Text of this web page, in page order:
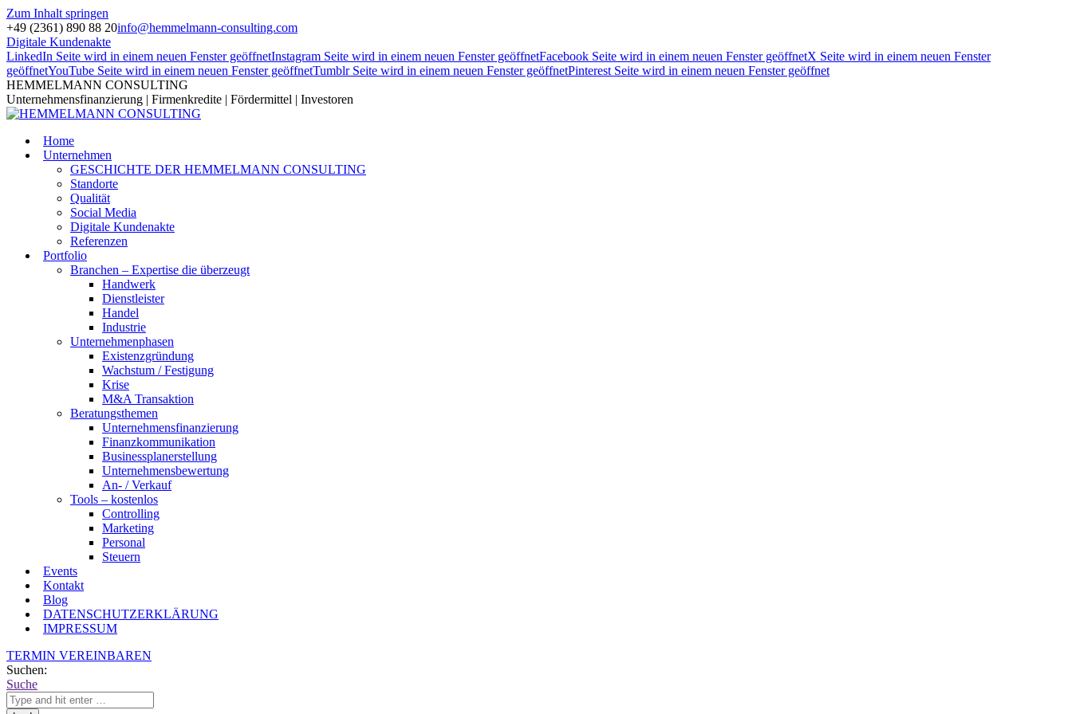
Zum Inhalt springen
+49 (2361) 890 88 20info@hemmelmann-consulting.com
Digitale Kundenakte
LinkedIn Seite wird in einem neuen Fenster geöffnetInstagram Seite wird in einem neuen Fenster geöffnetFacebook Seite wird in einem neuen Fenster geöffnetX Seite wird in einem neuen Fenster
geöffnetYouTube Seite wird in einem neuen Fenster geöffnetTumblr Seite wird in einem neuen Fenster geöffnetPinterest Seite wird in einem neuen Fenster geöffnet
HEMMELMANN CONSULTING
Unternehmensfinanzierung | Firmenkredite | Fördermittel | Investoren
Home
Unternehmen
GESCHICHTE DER HEMMELMANN CONSULTING
Standorte
Qualität
Social Media
Digitale Kundenakte
Referenzen
Portfolio
Branchen – Expertise die überzeugt
Handwerk
Dienstleister
Handel
Industrie
Unternehmenphasen
Existenzgründung
Wachstum / Festigung
Krise
M&A Transaktion
Beratungsthemen
Unternehmensfinanzierung
Finanzkommunikation
Businessplanerstellung
Unternehmensbewertung
An- / Verkauf
Tools – kostenlos
Controlling
Marketing
Personal
Steuern
Events
Kontakt
Blog
DATENSCHUTZERKLÄRUNG
IMPRESSUM
TERMIN VEREINBAREN
Suchen:
Suche